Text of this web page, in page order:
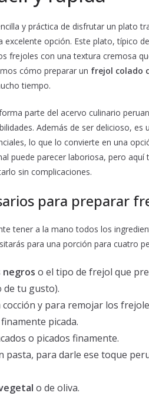
y práctica de disfrutar un plato
excelente opción. Este plato, típico
frejoles con una textura cremosa
cómo preparar un frejol colado
tiempo.
parte del acervo culinario
Además de ser delicioso,
lo que lo convierte en una
puede parecer laboriosa, pero
sin complicaciones.
para preparar
tener a la mano todos los
para una porción para cuatro
negros o el tipo de frejol que
de tu gusto).
cocción y para remojar los
picada.
o picados finamente.
pasta, para darle ese toque
o de oliva.